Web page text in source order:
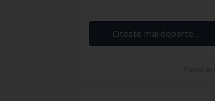
Citeste mai departe...